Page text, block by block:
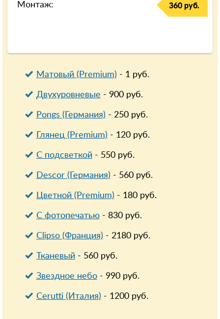
Монтаж: 360 руб.
Матовый (Premium) - 1руб.
Двухуровневые - 900руб.
Pongs (Германия) - 250руб.
Глянец (Premium) - 120руб.
С подсветкой- 550руб.
Descor (Германия) - 560руб.
Цветной (Premium) - 180руб.
С фотопечатью- 830руб.
Clipso (Франция) - 2180руб.
Тканевый- 560руб.
Звездное небо- 990руб.
Cerutti (Италия) - 1200руб.